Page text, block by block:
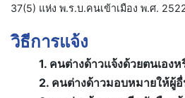
37(5) แห่ง พ.ร.บ.คนเข้าเมือง พ.ศ.
วิธีการแจ้ง
1. คนต่างด้าวแจ้งด้วยตนเองห
2. คนต่างด้าวมอบหมายให้ผู้